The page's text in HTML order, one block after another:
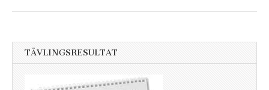
TÄVLINGSRESULTAT